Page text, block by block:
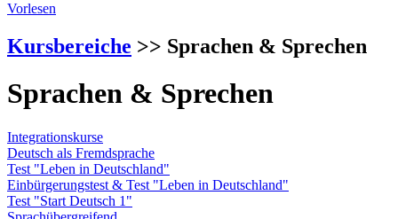
Vorlesen
Kursbereiche >> Sprachen & Sprechen
Sprachen & Sprechen
Integrationskurse
Deutsch als Fremdsprache
Test "Leben in Deutschland"
Einbürgerungstest & Test "Leben in Deutschland"
Test "Start Deutsch 1"